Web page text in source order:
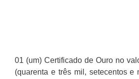
01 (um) Certificado de Ouro no
(quarenta e três mil, setecentos e